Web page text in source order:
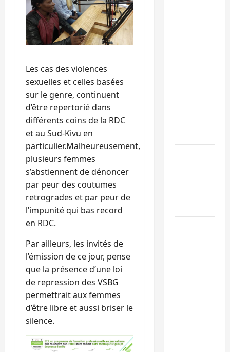
Les cas des violences
sexuelles et celles basées
sur le genre, continuent
d’être repertorié dans
différents coins de la RDC
et au Sud-Kivu en
particulier.Malheureusement,
plusieurs femmes
s’abstiennent de dénoncer
par peur des coutumes
retrogrades et par peur de
l’impunité qui bas record
en RDC.
Par ailleurs, les invités de
l’émission de ce jour, pense
que la présence d’une loi
de repression des VSBG
permettrait aux femmes
d’être libre et aussi briser le
silence.